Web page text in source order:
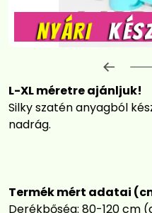
L-XL méretre ajánljuk!
Silky szatén anyagból
nadrág.
Termék mért adatai
Derékbőség: 80-120 cm